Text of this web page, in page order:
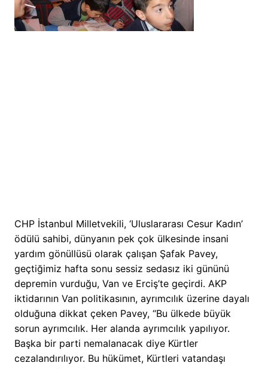
CHP İstanbul Milletvekili, ‘Uluslararası Cesur Kadın’
ödülü sahibi, dünyanın pek çok ülkesinde insani
yardım gönüllüsü olarak çalışan Şafak Pavey,
geçtiğimiz hafta sonu sessiz sedasız iki gününü
depremin vurduğu, Van ve Erciş’te geçirdi. AKP
iktidarının Van politikasının, ayrımcılık üzerine dayalı
olduğuna dikkat çeken Pavey, “Bu ülkede büyük
sorun ayrımcılık. Her alanda ayrımcılık yapılıyor.
Başka bir parti nemalanacak diye Kürtler
cezalandırılıyor. Bu hükümet, Kürtleri vatandaşı